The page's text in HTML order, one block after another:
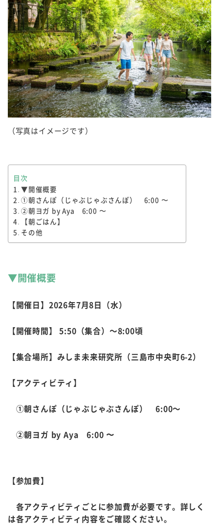
（写真はイメージです）
目次
▼開催概要
①朝さんぽ（じゃぶじゃぶさんぽ） 6:00 〜
②朝ヨガ by Aya 6:00 〜
【朝ごはん】​
その他
▼開催概要
【開催日】2026年7月8日（水）
【開催時間】 5:50（集合）～8:00頃
【集合場所】みしま未来研究所（三島市中央町6-2）
【アクティビティ】
①朝さんぽ（じゃぶじゃぶさんぽ） 6:00～
②朝ヨガ by Aya 6:00 〜
【参加費】
各アクティビティごとに参加費が必要です。詳しく
は各アクティビティ内容をご確認ください。